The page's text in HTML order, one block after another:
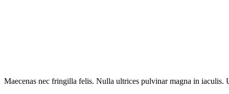
Maecenas nec fringilla felis. Nulla ultrices pulvinar magna in iaculis.